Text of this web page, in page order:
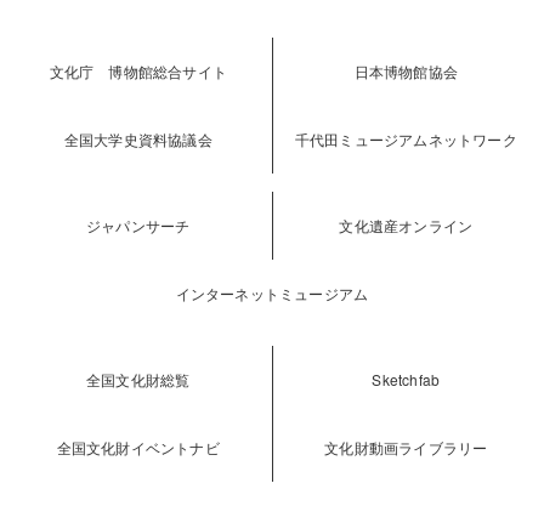
文化庁 博物館総合サイト 日本博物館協会
全国大学史資料協議会 千代田ミュージアムネットワーク
ジャパンサーチ 文化遺産オンライン
インターネットミュージアム
全国文化財総覧 Sketchfab
全国文化財イベントナビ 文化財動画ライブラリー